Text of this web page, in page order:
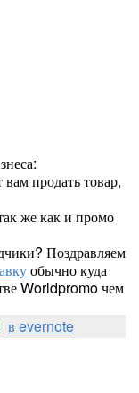
продать товар,
же как и промо
Поздравляем
обычно куда
Worldpromo чем
в evernote